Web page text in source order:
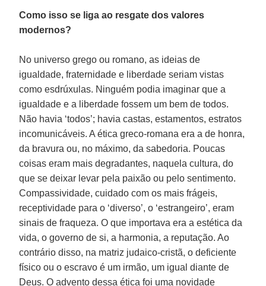
Como isso se liga ao resgate dos valores
modernos?
No universo grego ou romano, as ideias de
igualdade, fraternidade e liberdade seriam vistas
como esdrúxulas. Ninguém podia imaginar que a
igualdade e a liberdade fossem um bem de todos.
Não havia ‘todos’; havia castas, estamentos, estratos
incomunicáveis. A ética greco-romana era a de honra,
da bravura ou, no máximo, da sabedoria. Poucas
coisas eram mais degradantes, naquela cultura, do
que se deixar levar pela paixão ou pelo sentimento.
Compassividade, cuidado com os mais frágeis,
receptividade para o ‘diverso’, o ‘estrangeiro’, eram
sinais de fraqueza. O que importava era a estética da
vida, o governo de si, a harmonia, a reputação. Ao
contrário disso, na matriz judaico-cristã, o deficiente
físico ou o escravo é um irmão, um igual diante de
Deus. O advento dessa ética foi uma novidade